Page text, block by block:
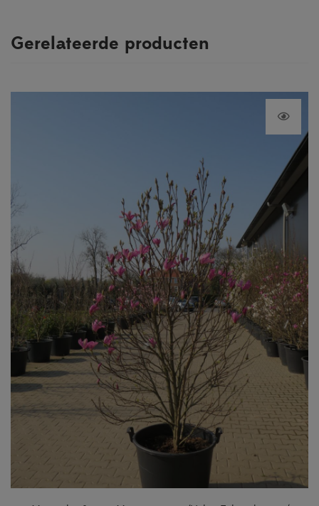
Gerelateerde producten